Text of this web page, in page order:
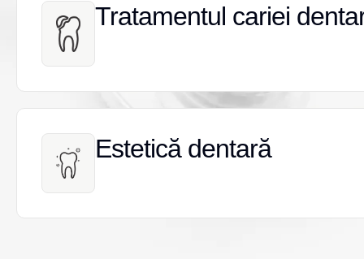
Tratamentul cariei
Tratamentul cariei
Estetică dentară
Estetică dentară